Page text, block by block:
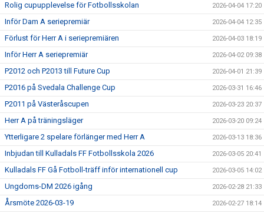
Rolig cupupplevelse för Fotbollsskolan 2026-04-04 17:20
Inför Dam A seriepremiär 2026-04-04 12:35
Förlust för Herr A i seriepremiären 2026-04-03 18:19
Inför Herr A seriepremiär 2026-04-02 09:38
P2012 och P2013 till Future Cup 2026-04-01 21:39
P2016 på Svedala Challenge Cup 2026-03-31 16:46
P2011 på Västeråscupen 2026-03-23 20:37
Herr A på träningsläger 2026-03-20 09:24
Ytterligare 2 spelare förlänger med Herr A 2026-03-13 18:36
Inbjudan till Kulladals FF Fotbollsskola 2026 2026-03-05 20:41
Kulladals FF Gå Fotboll-träff inför internationell cup 2026-03-05 14:02
Ungdoms-DM 2026 igång 2026-02-28 21:33
Årsmöte 2026-03-19 2026-02-27 18:14